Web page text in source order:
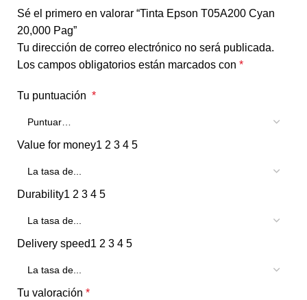
Sé el primero en valorar “Tinta Epson T05A200 Cyan
20,000 Pag”
Tu dirección de correo electrónico no será publicada.
Los campos obligatorios están marcados con *
Tu puntuación *
Value for money1 2 3 4 5
Durability1 2 3 4 5
Delivery speed1 2 3 4 5
Tu valoración *